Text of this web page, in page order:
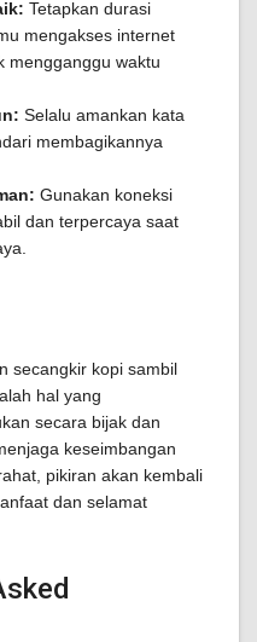
Tetapkan durasi
mengakses internet
mengganggu waktu
Selalu amankan kata
membagikannya
Gunakan koneksi
dan terpercaya saat
secangkir kopi sambil
hal yang
secara bijak dan
keseimbangan
pikiran akan kembali
dan selamat